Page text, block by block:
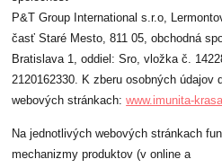
P&T Group International s.r.o,
časť Staré Mesto, 811 05, obchodná
Bratislava 1, oddiel: Sro, vložka č.
2120162330. K zberu osobných údajov
webových stránkach:www.imunita-
Na jednotlivých webových stránkach
mechanizmy produktov (v online a